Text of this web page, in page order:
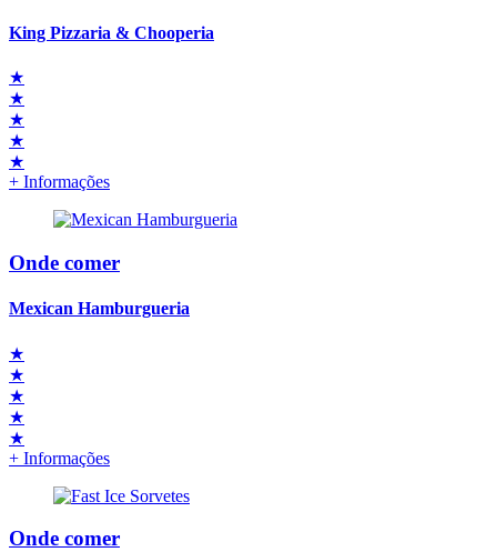
King Pizzaria & Chooperia
★
★
★
★
★
+ Informações
Onde comer
Mexican Hamburgueria
★
★
★
★
★
+ Informações
Onde comer